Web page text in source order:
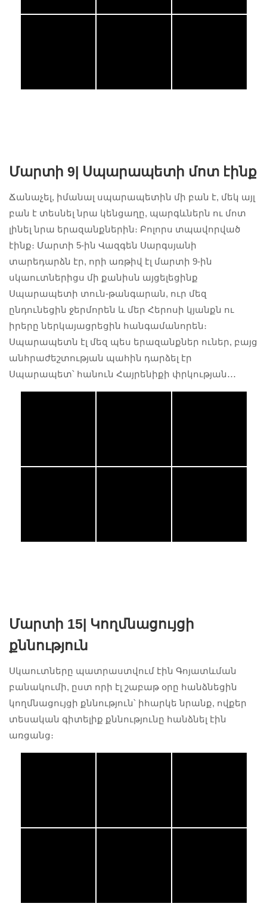
Մարտի 9| Սպարապետի մոտ էինք
Ճանաչել, իմանալ սպարապետին մի բան է, մեկ այլ
բան է տեսնել նրա կենցաղը, պարգևներն ու մոտ
լինել նրա երազանքներին։ Բոլորս տպավորված
էինք։ Մարտի 5-ին Վազգեն Սարգսյանի
տարեդարձն էր, որի առթիվ էլ մարտի 9-ին
սկաուտներիցս մի քանիսն այցելեցինք
Սպարապետի տուն-թանգարան, ուր մեզ
ընդունեցին ջերմորեն և մեր Հերոսի կյանքն ու
իրերը ներկայացրեցին հանգամանորեն։
Սպարապետն էլ մեզ պես երազանքներ ուներ, բայց
անհրաժեշտության պահին դարձել էր
Սպարապետ՝ հանուն Հայրենիքի փրկության․․․
Մարտի 15| Կողմնացույցի
քննություն
Սկաուտները պատրաստվում էին Գոյատևման
բանակումի, ըստ որի էլ շաբաթ օրը հանձնեցին
կողմնացույցի քննություն՝ իհարկե նրանք, ովքեր
տեսական գիտելիք քննությունը հանձնել էին
առցանց։